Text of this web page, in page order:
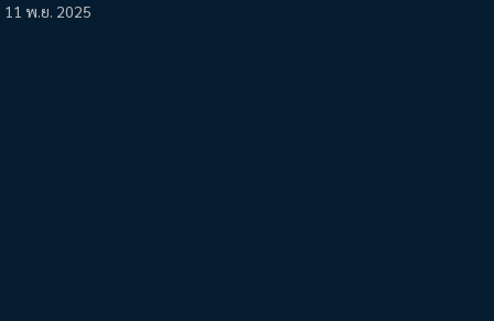
11 พ.ย. 2025